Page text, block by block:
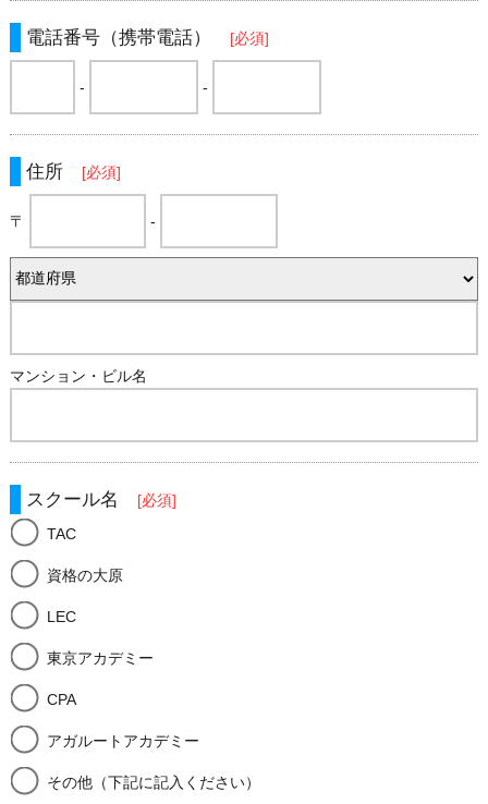
電話番号（携帯電話） [必須]
- -
住所 [必須]
〒 -
マンション・ビル名
スクール名
[必須]
TAC
資格の大原
LEC
東京アカデミー
CPA
アガルートアカデミー
その他（下記に記入ください）